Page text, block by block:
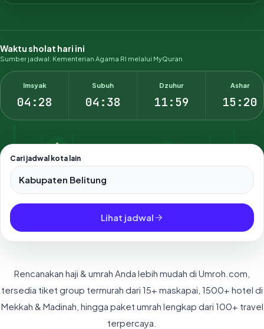
Waktu sholat hari ini
Sumber jadwal: Kementerian Agama RI melalui MyQuran
Imsyak
04:28
Subuh
04:38
Dzuhur
11:59
Ashar
15:20
Cari jadwal kota lain
Pilih salah satu dari 500+ kota dan kabupaten di Indonesia.
Lihat jadwal
Rencanakan haji & umrah Anda lebih mudah di Umroh.com,
tersedia tiket group termurah dari 15+ maskapai, 1500+ hotel di
Mekkah & Madinah, hingga paket umrah lengkap dari 100+ travel
terpercaya.